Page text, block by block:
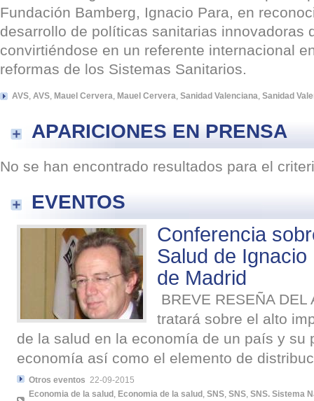
Fundación Bamberg, Ignacio Para, en
desarrollo de políticas sanitarias innovadoras
convirtiéndose en un referente internacional
reformas de los Sistemas Sanitarios.
AVS AVS Mauel Cervera Mauel Cervera Sanidad Valenciana Sanidad
APARICIONES EN PRENSA
No se han encontrado resultados para el
EVENTOS
Conferencia
Salud de
de Madrid
BREVE RESEÑA
tratará sobre el alto
de la salud en la economía de un país y su
economía así como el elemento de
Otros eventos 22-09-2015
Economia de la salud , Economia de la salud , SNS, SNS, SNS. Sistema